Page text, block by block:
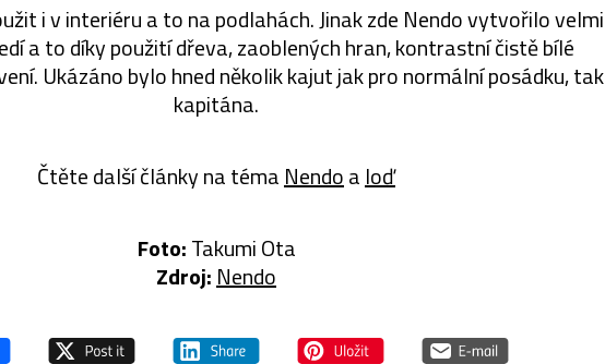
i v interiéru a to na podlahách. Jinak zde Nendo vytvořilo velmi
a to díky použití dřeva, zaoblených hran, kontrastní čistě bílé
Ukázáno bylo hned několik kajut jak pro normální posádku, tak
kapitána.
Čtěte další články na téma Nendoa loď
Foto:Takumi Ota
Zdroj: Nendo